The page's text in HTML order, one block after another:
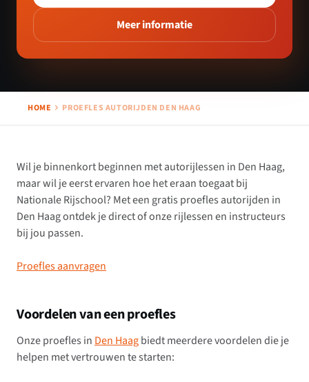
Meer informatie
HOME PROEFLES AUTORIJDEN DEN HAAG
Wil je binnenkort beginnen met autorijlessen in Den Haag,
maar wil je eerst ervaren hoe het eraan toegaat bij
Nationale Rijschool? Met een gratis proefles autorijden in
Den Haag ontdek je direct of onze rijlessen en instructeurs
bij jou passen.
Proefles aanvragen
Voordelen van een proefles
Onze proefles in Den Haagbiedt meerdere voordelen die je
helpen met vertrouwen te starten: